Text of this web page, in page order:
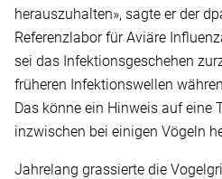
herauszuhalten», sagte er der
Referenzlabor für Aviäre
sei das Infektionsgeschehen
früheren Infektionswellen
Das könne ein Hinweis auf eine
inzwischen bei einigen Vögeln
Jahrelang grassierte die